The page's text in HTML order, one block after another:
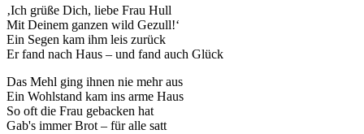
‚Ich grüße Dich, liebe Frau Hull
Mit Deinem ganzen wild Gezull!‘
Ein Segen kam ihm leis zurück
Er fand nach Haus – und fand auch Glück
Das Mehl ging ihnen nie mehr aus
Ein Wohlstand kam ins arme Haus
So oft die Frau gebacken hat
Gab's immer Brot – für alle satt